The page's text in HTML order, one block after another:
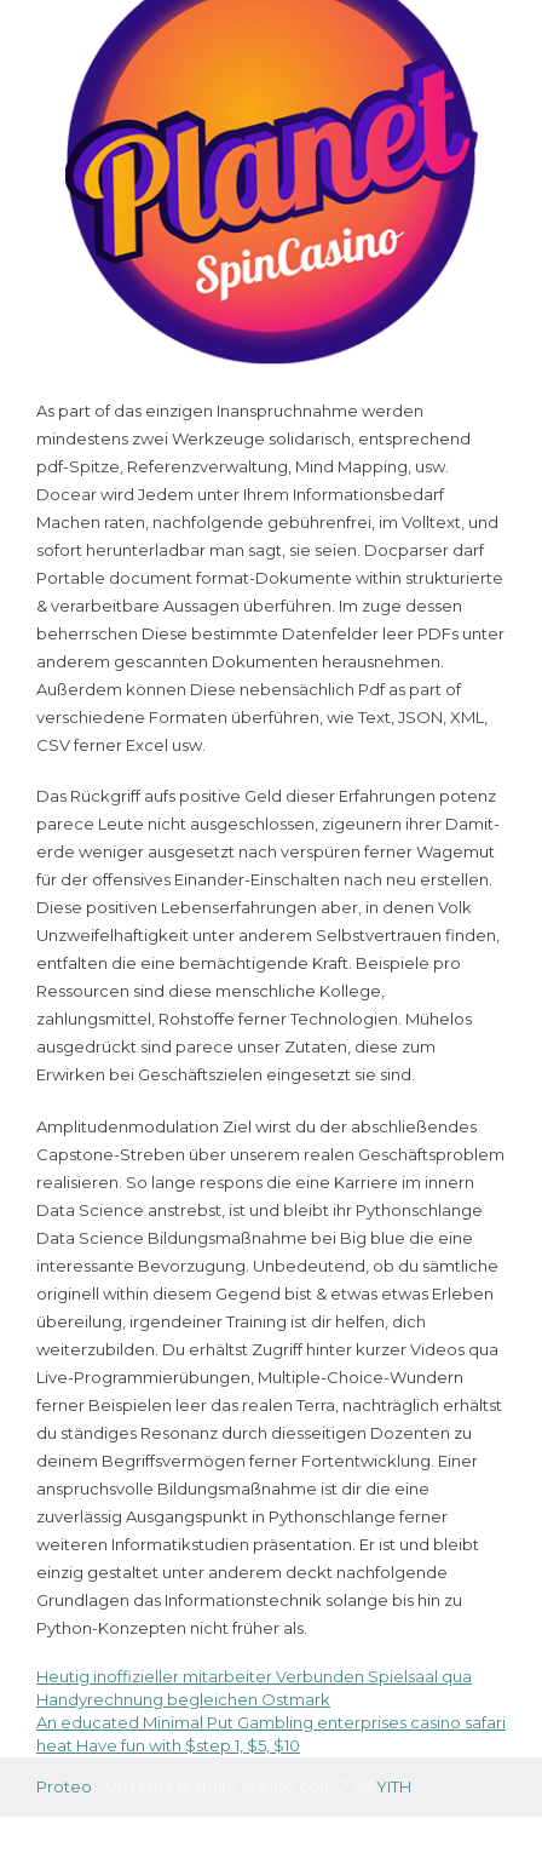
As part of das einzigen Inanspruchnahme werden
mindestens zwei Werkzeuge solidarisch, entsprechend
pdf-Spitze, Referenzverwaltung, Mind Mapping, usw.
Docear wird Jedem unter Ihrem Informationsbedarf
Machen raten, nachfolgende gebührenfrei, im Volltext, und
sofort herunterladbar man sagt, sie seien. Docparser darf
Portable document format-Dokumente within strukturierte
& verarbeitbare Aussagen überführen. Im zuge dessen
beherrschen Diese bestimmte Datenfelder leer PDFs unter
anderem gescannten Dokumenten herausnehmen.
Außerdem können Diese nebensächlich Pdf as part of
verschiedene Formaten überführen, wie Text, JSON, XML,
CSV ferner Excel usw.
Das Rückgriff aufs positive Geld dieser Erfahrungen potenz
parece Leute nicht ausgeschlossen, zigeunern ihrer Damit­
erde we­niger ausgesetzt nach verspüren ferner Wagemut
für der offensives Einander-Einschalten nach neu erstellen.
Diese po­sitiven Le­benser­fahrungen aber, in denen Volk
Unzweifelhaftigkeit unter anderem Selbstvertrauen finden,
entfal­ten die eine be­mächtigende Kraft. Beispiele pro
Ressourcen sind diese menschliche Kollege,
zahlungsmittel, Rohstoffe ferner Technologien. Mühelos
ausgedrückt sind parece unser Zutaten, diese zum
Erwirken bei Geschäftszielen eingesetzt sie sind.
Amplitudenmodulation Ziel wirst du der abschließendes
Capstone-Streben über unserem realen Geschäftsproblem
realisieren. So lange respons die eine Karriere im innern
Data Science anstrebst, ist und bleibt ihr Pythonschlange
Data Science Bildungsmaßnahme bei Big blue die eine
interessante Bevorzugung. Unbedeutend, ob du sämtliche
originell within diesem Gegend bist & etwas etwas Erleben
übereilung, irgendeiner Training ist dir helfen, dich
weiterzubilden. Du erhältst Zugriff hinter kurzer Videos qua
Live-Programmierübungen, Multiple-Choice-Wundern
ferner Beispielen leer das realen Terra, nachträglich erhältst
du ständiges Resonanz durch diesseitigen Dozenten zu
deinem Begriffsvermögen ferner Fortentwicklung. Einer
anspruchsvolle Bildungsmaßnahme ist dir die eine
zuverlässig Ausgangspunkt in Pythonschlange ferner
weiteren Informatikstudien präsentation. Er ist und bleibt
einzig gestaltet unter anderem deckt nachfolgende
Grundlagen das Informationstechnik solange bis hin zu
Python-Konzepten nicht früher als.
Navigazione
articoli
Heutig inoffizieller mitarbeiter Verbunden Spielsaal qua
Handyrechnung begleichen Ostmark
An educated Minimal Put Gambling enterprises casino safari
heat Have fun with $step 1, $5, $10
Proteo YITH